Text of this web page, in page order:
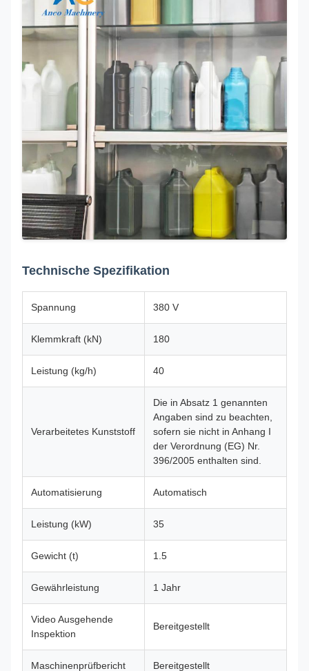
Technische Spezifikation
Spannung 380 V
Klemmkraft (kN) 180
Leistung (kg/h) 40
Verarbeitetes Kunststoff
Die in Absatz 1 genannten
Angaben sind zu beachten,
sofern sie nicht in Anhang I
der Verordnung (EG) Nr.
396/2005 enthalten sind.
Automatisierung Automatisch
Leistung (kW) 35
Gewicht (t) 1.5
Gewährleistung 1 Jahr
Video Ausgehende
Inspektion
Bereitgestellt
Maschinenprüfbericht Bereitgestellt